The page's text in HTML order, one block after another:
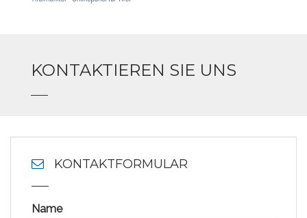
KONTAKTIEREN SIE UNS
KONTAKTFORMULAR
Name